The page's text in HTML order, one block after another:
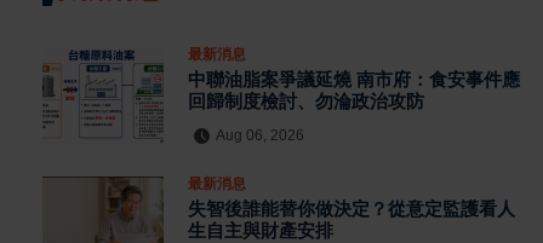
最新消息
中聯油脂案爭議延燒 南市府：食安事件應
回歸制度檢討、勿淪政治攻防
Aug 06, 2026
最新消息
失智後誰能替你做決定？從意定監護看人
生自主與財產安排